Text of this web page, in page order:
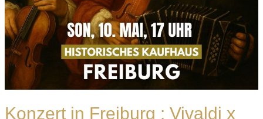
Konzert in Freiburg : Vivaldi x